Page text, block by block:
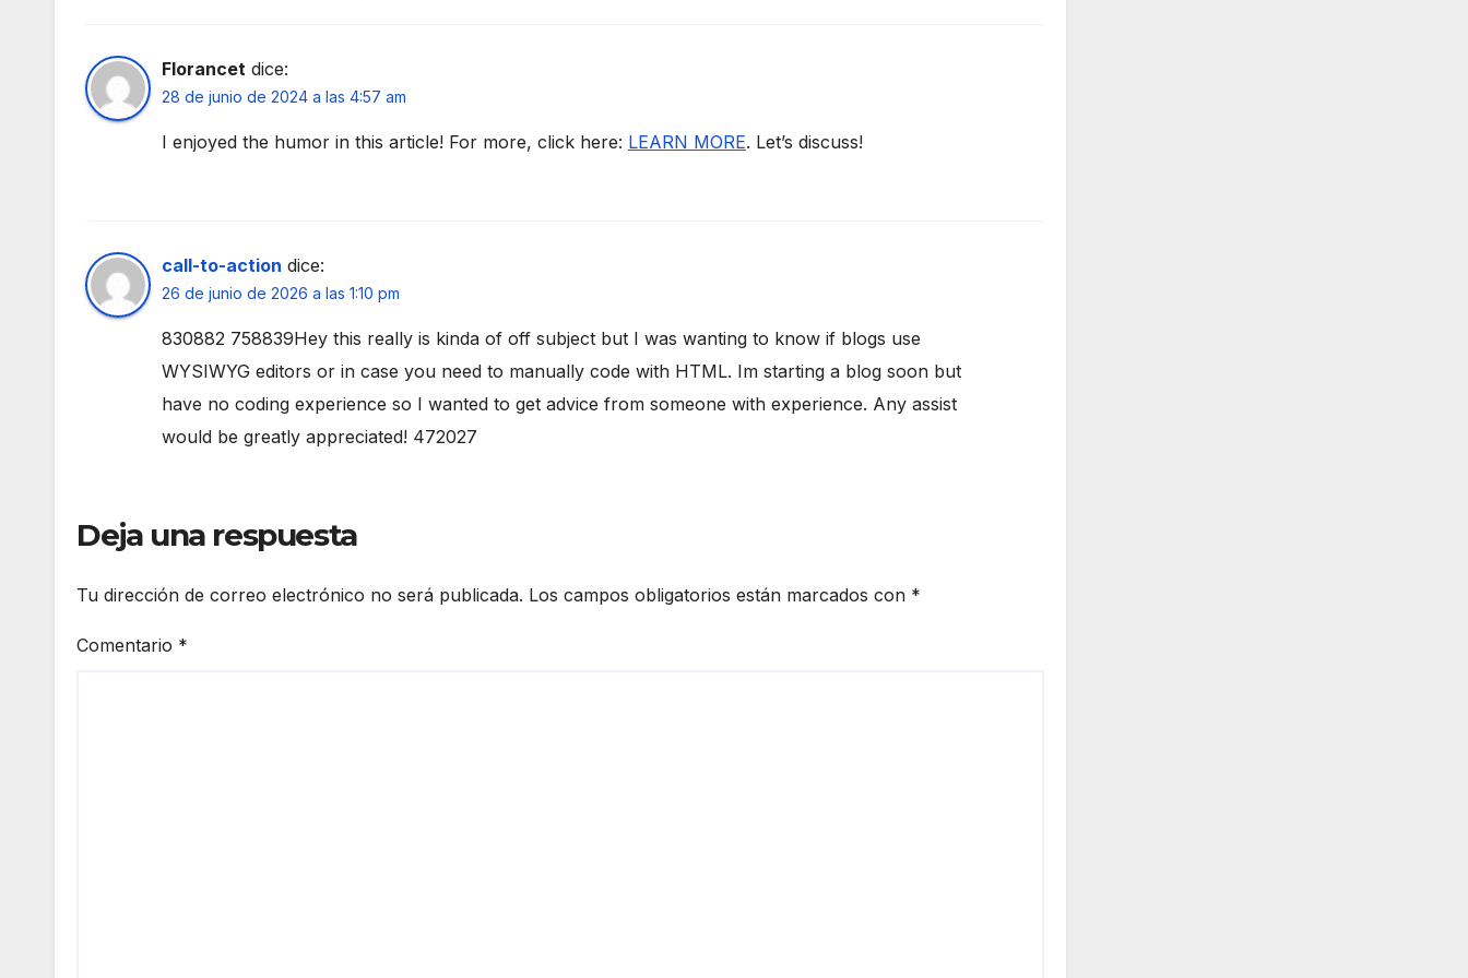
Florancet dice:
28 de junio de 2024 a las 4:57 am
I enjoyed the humor in this article! For more, click here: LEARN MORE. Let’s discuss!
call-to-action dice:
26 de junio de 2026 a las 1:10 pm
830882 758839Hey this really is kinda of off subject but I was wanting to know if blogs use
WYSIWYG editors or in case you need to manually code with HTML. Im starting a blog soon but
have no coding experience so I wanted to get advice from someone with experience. Any assist
would be greatly appreciated! 472027
Deja una respuesta
Tu dirección de correo electrónico no será publicada. Los campos obligatorios están marcados con *
Comentario *